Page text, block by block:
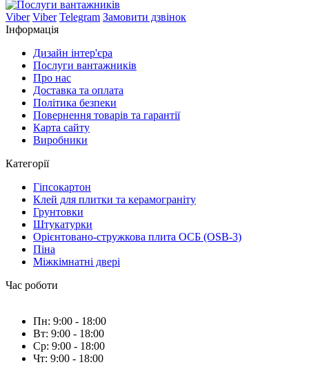
Viber Viber Telegram Замовити дзвінок
Інформація
Дизайн інтер'єра
Послуги вантажників
Про нас
Доставка та оплата
Політика безпеки
Повернення товарів та гарантії
Карта сайту
Виробники
Категорії
Гіпсокартон
Клей для плитки та керамограніту
Грунтовки
Штукатурки
Орієнтовано-стружкова плита ОСБ (OSB-3)
Піна
Міжкімнатні двері
Час роботи
Пн: 9:00 - 18:00
Вт: 9:00 - 18:00
Ср: 9:00 - 18:00
Чт: 9:00 - 18:00